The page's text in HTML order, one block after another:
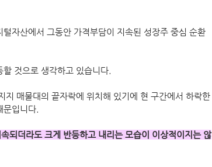
자산에서 그동안 가격부담이 지속된 성장주 중심 순환
것으로 생각하고 있습니다.
매물대의 끝자락에 위치해 있기에 현 구간에서 하락한
입니다.
되더라도 크게 반등하고 내리는 모습이 이상적이지는 않